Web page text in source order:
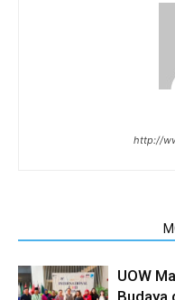
http://
UOW
Budaya